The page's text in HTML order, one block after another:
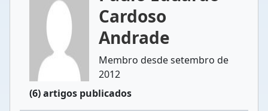
Cardoso
Andrade
Membro desde setembro de
2012
(6) artigos publicados